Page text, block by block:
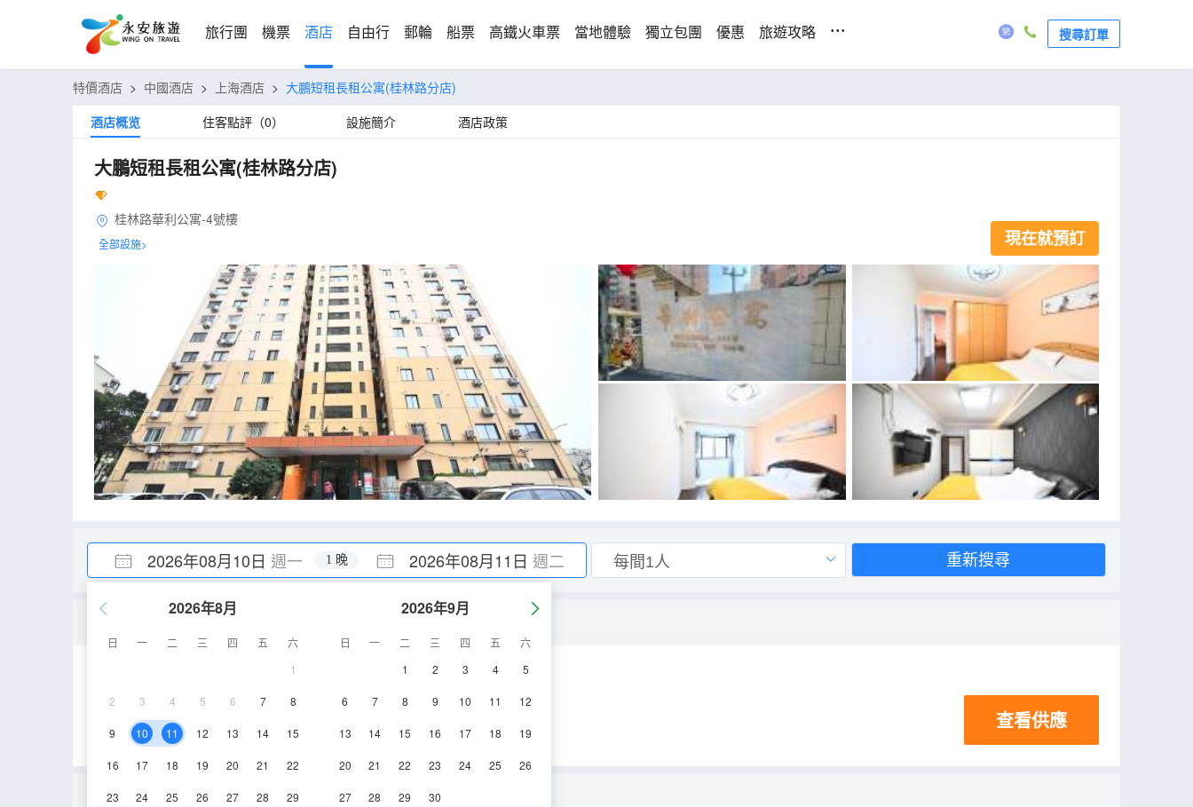
旅行團 機票 酒店 自由行 郵輪 船票 高鐵火車票 當地體驗 獨立包團 優惠 旅遊攻略 ... 搜尋訂單
特價酒店 > 中國酒店 > 上海酒店 > 大鵬短租長租公寓(桂林路分店)
酒店概览
住客點評（0） 設施簡介 酒店政策
大鵬短租長租公寓(桂林路分店)
桂林路華利公寓-4號樓
全部設施> 現在就預訂
2026年08月10日 週一 2026年08月11日 週二
1 晚
2026年8月
日 一 二 三 四 五
六
1
2 3 4 5 6 7 8
9 10 11 12 13 14 15
16 17 18 19 20 21 22
23 24 25 26 27 28 29
2026年9月
日 一 二 三 四 五
六
1
2 3 4 5
6 7 8 9 10 11 12
13 14 15 16 17 18 19
20 21 22 23 24 25 26
27 28 29 30
重新搜尋
電視機
查看供應
精緻三室二廳套房